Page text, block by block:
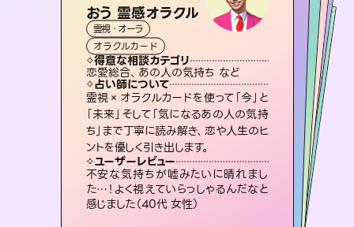
おう 霊感オラクル
霊視・オーラ
オラクルカード
得意な相談カテゴリ
恋愛総合、あの人の気持ち など
占い師について
霊視×オラクルカードを使って「今」と
「未来」そして「気になるあの人の気持
ち」まで丁寧に読み解き、恋や人生のヒ
ントを優しく引き出します。
ユーザーレビュー
不安な気持ちが嘘みたいに晴れまし
た…！よく視えていらっしゃるんだなと
感じました（40代 女性）
アイリス -iris-
西洋占星術
ルーン
得意な相談カテゴリ
恋愛総合、片想い、二人の未来 など
占い師について
復縁、恋愛、不倫の行方、同性愛や片
思い、仕事関係や借金問題まで知りた
いことや心の負担になっていることを
紐解き、背中をそっと押して導きます。
ユーザーレビュー
安心感のあり、言い切ってくれる所や濁
さない鑑定のおかげで、毎回自分の気
持ちを整えられます（30代 男性）
彗望
霊視・オーラ
スピリチュアル・リーディング
得意な相談カテゴリ
片想い、あの人の気持ち、復縁 など
占い師について
3,700年以上の歴史を持つ東洋最古の
占術「易占」で詳細まで占い、幸せへ向
かう道筋を示します。厳しい結果にも具
体的な対策をお伝えします。
ユーザーレビュー
複雑な背景もしっかり聞いて鑑定して
いただけました。気持ちが楽になりまし
た（50代 女性）
とうげんみう
霊視・オーラ
スピリチュアル・リーディング
得意な相談カテゴリ
片想い、あの人の気持ち、復縁 など
占い師について
恋愛のお悩みの中でも特に「曖昧な関係」の相談を得意としており、友達以上恋人未満なお相手との今後や本音を丁寧に読み解き恋愛成就へと導きます。
ユーザーレビュー
鑑定していただいてアドバイス通りに行
動すると仲が復活してきました。ありが
とうございました（40代 女性）
未来視師＊花
スピリチュアル・リーディング
得意な相談カテゴリ
出逢い、片想い、復縁 など
占い師について
未来には何パターンもの選択肢があり
ます。不安で視えにくくなっているあな
たの素敵な未来を見つけ、その未来を
選択できるようアドバイスします。
ユーザーレビュー
職場の人の性質や人間関係、本心など
本当によく視えていてびっくり。対策が
打てて前向きになれます（40代）
霊視・オーラ タロット
スピリチュアル・リーディング
得意な相談カテゴリ
片想い、二人の未来、年の差 など
占い師について
連絡再開、復縁、成就などの報告実績
多数。セラピストとして2万超の施術経
験があるからこそできる鑑定で、より良
い未来をサポートします。
ユーザーレビュー
とても心温まる鑑定でした。しかもこち
らは何も言っていないのに視えていらっ
しゃるんだなと驚きです（30代女性）